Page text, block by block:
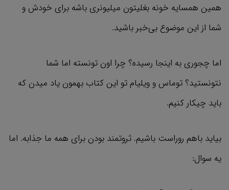
همین همسایه خونه بغلیتون میلیونری باشه برای خودش و
شما از این موضوع بی‌خبر باشید.
اما چجوری به اینجا رسیده؟ چرا اون تونسته اما شما
نتونستید؟ توماس و ویلیام تو این کتاب بهمون یاد میدن که
باید چیکار کنیم.
بیاید باهم روراست باشیم. ثروتمند بودن برای همه ما جذابه. اما
یه سوال: